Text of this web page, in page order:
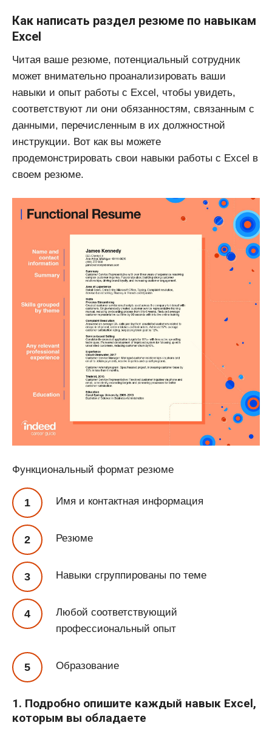
Как написать раздел резюме по навыкам
Excel
Читая ваше резюме, потенциальный сотрудник
может внимательно проанализировать ваши
навыки и опыт работы с Excel, чтобы увидеть,
соответствуют ли они обязанностям, связанным с
данными, перечисленным в их должностной
инструкции. Вот как вы можете
продемонстрировать свои навыки работы с Excel в
своем резюме.
Функциональный формат резюме
Имя и контактная информация
Резюме
Навыки сгруппированы по теме
Любой соответствующий
профессиональный опыт
Образование
1. Подробно опишите каждый навык Excel,
которым вы обладаете